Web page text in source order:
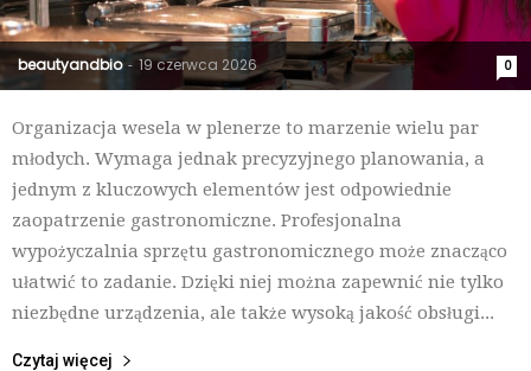
beautyandbio - 19 czerwca 2026 0
Organizacja wesela w plenerze to marzenie wielu par
młodych. Wymaga jednak precyzyjnego planowania, a
jednym z kluczowych elementów jest odpowiednie
zaopatrzenie gastronomiczne. Profesjonalna
wypożyczalnia sprzętu gastronomicznego może znacząco
ułatwić to zadanie. Dzięki niej można zapewnić nie tylko
niezbędne urządzenia, ale także wysoką jakość obsługi...
Czytaj więcej